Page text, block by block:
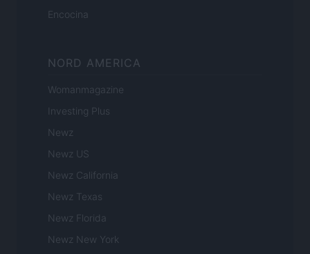
Encocina
NORD AMERICA
Womanmagazine
Investing Plus
Newz
Newz US
Newz California
Newz Texas
Newz Florida
Newz New York